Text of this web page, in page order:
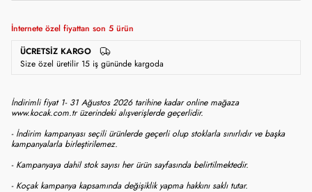
İnternete özel fiyattan son 5 ürün
ÜCRETSIZ KARGO
Size özel üretilir 15 iş gününde kargoda
İndirimli fiyat 1- 31 Ağustos 2026 tarihine kadar online mağaza
www.kocak.com.tr üzerindeki alışverişlerde geçerlidir.
- İndirim kampanyası seçili ürünlerde geçerli olup stoklarla sınırlıdır ve başka
kampanyalarla birleştirilemez.
- Kampanyaya dahil stok sayısı her ürün sayfasında belirtilmektedir.
- Koçak kampanya kapsamında değişiklik yapma hakkını saklı tutar.